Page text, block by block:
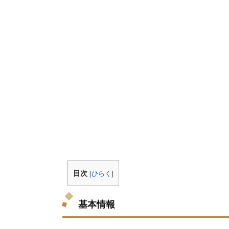
目次 [ひらく ]
基本情報